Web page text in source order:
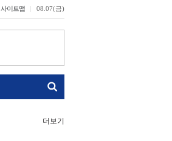
사이트맵 08.07(금)
더보기